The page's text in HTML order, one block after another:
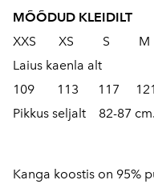
MÕÕDUD KLEIDILT
XXS XS S
Laius kaenla alt
109 113 117
Pikkus seljalt 82-87 cm.
Kanga koostis on 95%